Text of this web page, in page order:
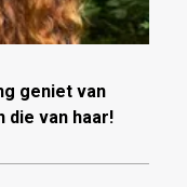
geniet van
die van haar!